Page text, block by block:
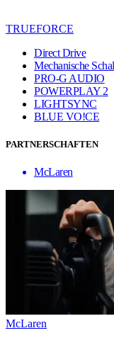
TRUEFORCE
Direct Drive
Mechanische
PRO-G AUDIO
POWERPLAY 2
LIGHTSYNC
BLUE VO!CE
PARTNERSCHAFTEN
McLaren
McLaren